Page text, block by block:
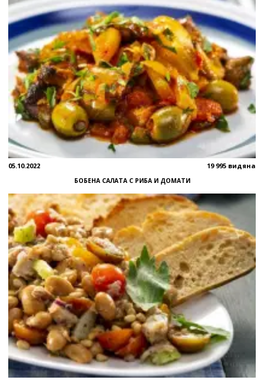
05.10.2022 19 995 видяна
БОБЕНА САЛАТА С РИБА И ДОМАТИ